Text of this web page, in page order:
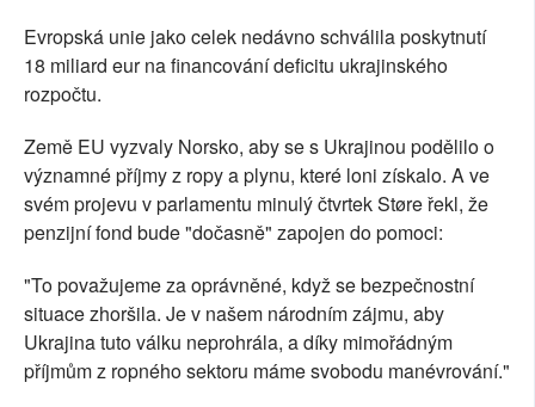
Evropská unie jako celek nedávno schválila poskytnutí
18 miliard eur na financování deficitu ukrajinského
rozpočtu.
Země EU vyzvaly Norsko, aby se s Ukrajinou podělilo o
významné příjmy z ropy a plynu, které loni získalo. A ve
svém projevu v parlamentu minulý čtvrtek Støre řekl, že
penzijní fond bude "dočasně" zapojen do pomoci:
"To považujeme za oprávněné, když se bezpečnostní
situace zhoršila. Je v našem národním zájmu, aby
Ukrajina tuto válku neprohrála, a díky mimořádným
příjmům z ropného sektoru máme svobodu manévrování."